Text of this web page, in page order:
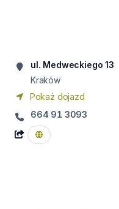
ul. Medweckiego 13
Kraków
Pokaż dojazd
664 91 3093